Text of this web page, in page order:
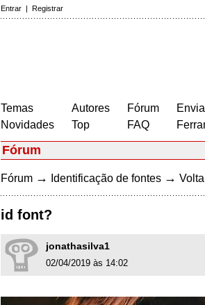
Entrar | Registrar
Temas
Novidades
Autores
Top
Fórum
FAQ
Fórum
Fórum → Identificação de fontes →
id font?
jonathasilva1
02/04/2019 às 14:02